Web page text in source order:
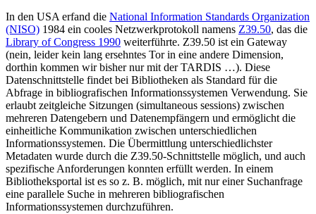
In den USA erfand die National Information Standards Organization
(NISO) 1984 ein cooles Netzwerkprotokoll namens Z39.50, das die
Library of Congress 1990 weiterführte. Z39.50 ist ein Gateway
(nein, leider kein lang ersehntes Tor in eine andere Dimension,
dorthin kommen wir bisher nur mit der TARDIS …). Diese
Datenschnittstelle findet bei Bibliotheken als Standard für die
Abfrage in bibliografischen Informationssystemen Verwendung. Sie
erlaubt zeitgleiche Sitzungen (simultaneous sessions) zwischen
mehreren Datengebern und Datenempfängern und ermöglicht die
einheitliche Kommunikation zwischen unterschiedlichen
Informationssystemen. Die Übermittlung unterschiedlichster
Metadaten wurde durch die Z39.50-Schnittstelle möglich, und auch
spezifische Anforderungen konnten erfüllt werden. In einem
Bibliotheksportal ist es so z. B. möglich, mit nur einer Suchanfrage
eine parallele Suche in mehreren bibliografischen
Informationssystemen durchzuführen.